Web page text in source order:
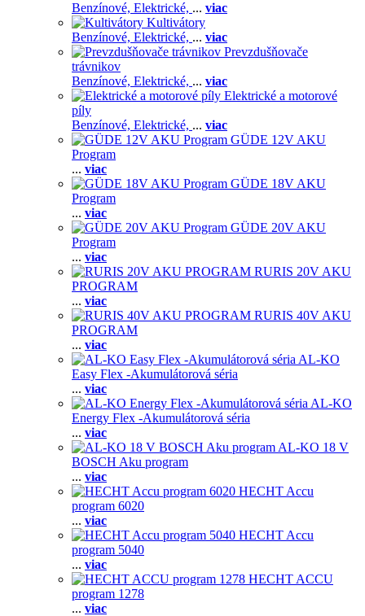
Benzínové, Elektrické, ... viac
Kultivátory
Benzínové, Elektrické, ... viac
Prevzdušňovače
trávnikov
Benzínové, Elektrické, ... viac
Elektrické a motorové
píly
Benzínové, Elektrické, ... viac
GÜDE 12V AKU
Program
... viac
GÜDE 18V AKU
Program
... viac
GÜDE 20V AKU
Program
... viac
RURIS 20V AKU
PROGRAM
... viac
RURIS 40V AKU
PROGRAM
... viac
AL-KO
Easy Flex -Akumulátorová séria
... viac
AL-KO
Energy Flex -Akumulátorová séria
... viac
AL-KO 18 V
BOSCH Aku program
... viac
HECHT Accu
program 6020
... viac
HECHT Accu
program 5040
... viac
HECHT ACCU
program 1278
... viac